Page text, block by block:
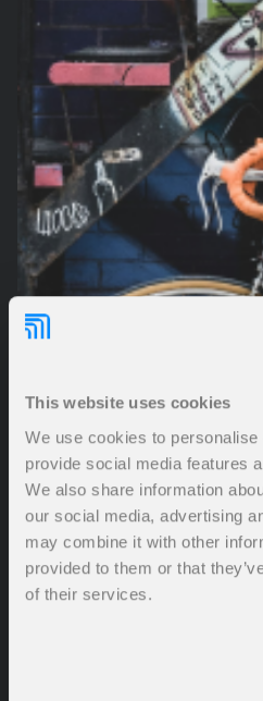
This website uses cookies
We use cookies to
provide social media features
We also share information
our social media, advertising
may combine it with other
provided to them or that
of their services.